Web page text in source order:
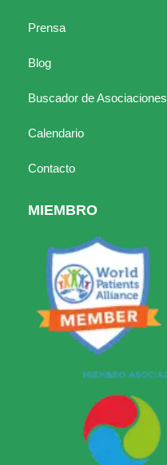
Prensa
Blog
Buscador de Asociaciones
Calendario
Contacto
MIEMBRO